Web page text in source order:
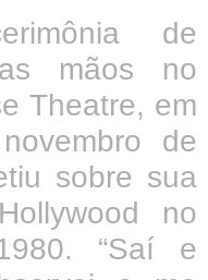
de
mãos no
Theatre, em
de
sobre sua
no
“Saí e